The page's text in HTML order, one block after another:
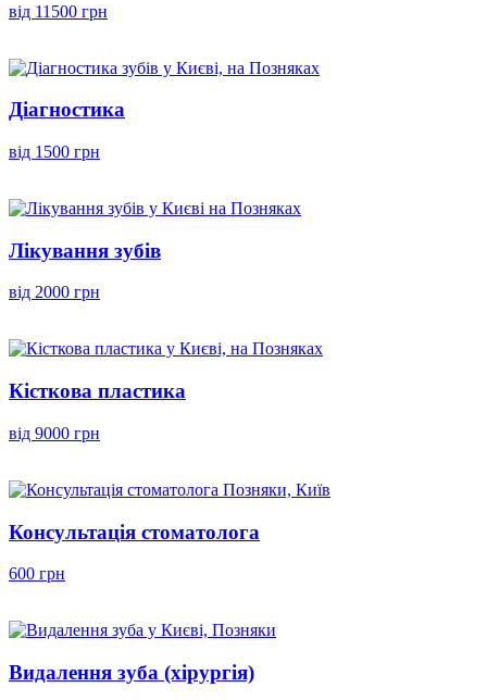
від 11500 грн
Діагностика
від 1500 грн
Лікування зубів
від 2000 грн
Кісткова пластика
від 9000 грн
Консультація стоматолога
600 грн
Видалення зуба (хірургія)